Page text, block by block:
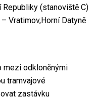
(stanoviště C)
Vratimov,Horní Datyně
mezi odkloněnými
tramvajové
zastávku